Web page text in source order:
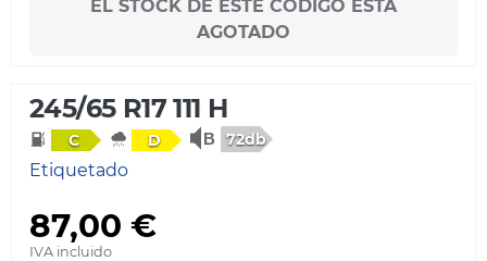
EL STOCK DE ESTE CÓDIGO ESTÁ
AGOTADO
245/65 R17 111 H
C D 72db
Etiquetado
87,00 €
IVA incluido